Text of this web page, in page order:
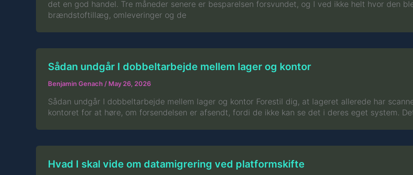
det en god handel. Tre måneder senere er besparelsen forsvundet, og I ved ikke helt hvor den
brændstoftillæg, omleveringer og de
Sådan undgår I dobbeltarbejde mellem lager og kontor
Benjamin Genach / May 26, 2026
Sådan undgår I dobbeltarbejde mellem lager og kontor Forestil dig, at lageret allerede har
kontoret for at høre, om forsendelsen er afsendt, fordi de ikke kan se det i deres eget system.
Hvad I skal vide om datamigrering ved platformskifte